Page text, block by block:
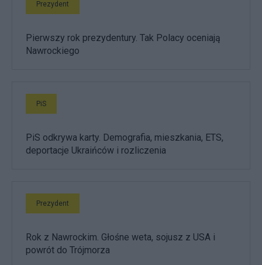
Prezydent
Pierwszy rok prezydentury. Tak Polacy oceniają
Nawrockiego
PiS
PiS odkrywa karty. Demografia, mieszkania, ETS,
deportacje Ukraińców i rozliczenia
Prezydent
Rok z Nawrockim. Głośne weta, sojusz z USA i
powrót do Trójmorza